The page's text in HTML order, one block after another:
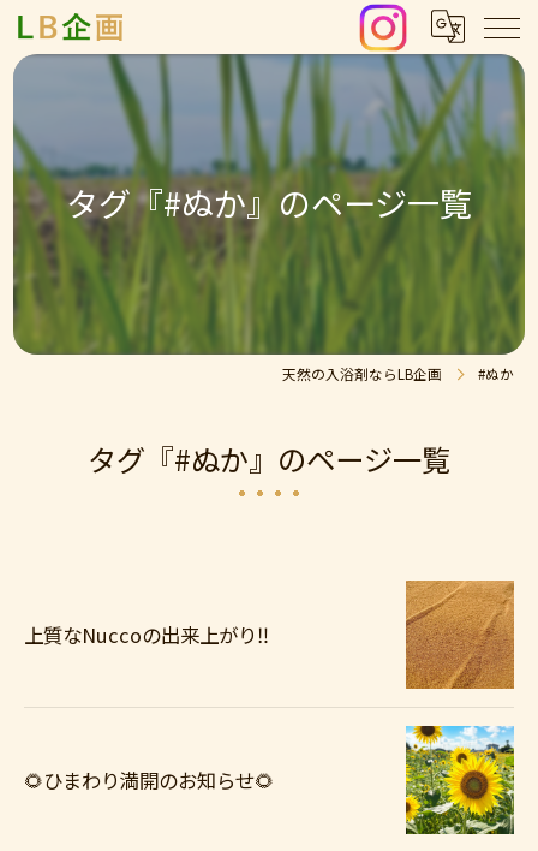
タグ『#ぬか』のページ一覧
天然の入浴剤ならLB企画 #ぬか
タグ『#ぬか』のページ一覧
上質なNuccoの出来上がり‼️
🌻ひまわり満開のお知らせ🌻